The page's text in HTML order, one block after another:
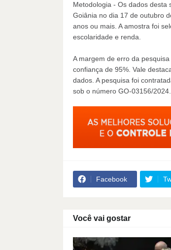
Metodologia - Os dados desta
Goiânia no dia 17 de outubro
anos ou mais. A amostra foi
escolaridade e renda.
A margem de erro da
confiança de 95%. Vale
dados. A pesquisa foi
sob o número GO-03156/2024.
Facebook
Você vai gostar